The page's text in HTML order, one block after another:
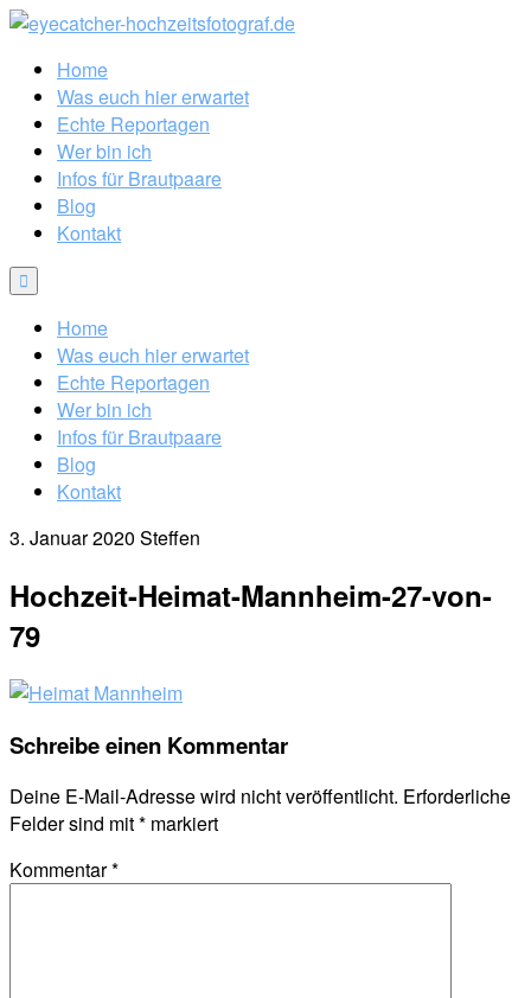
Home
Was euch hier erwartet
Echte Reportagen
Wer bin ich
Infos für Brautpaare
Blog
Kontakt
Home
Was euch hier erwartet
Echte Reportagen
Wer bin ich
Infos für Brautpaare
Blog
Kontakt
3. Januar 2020 Steffen
Hochzeit-Heimat-Mannheim-27-von-
79
Schreibe einen Kommentar
Deine E-Mail-Adresse wird nicht veröffentlicht. Erforderliche
Felder sind mit* markiert
Kommentar*